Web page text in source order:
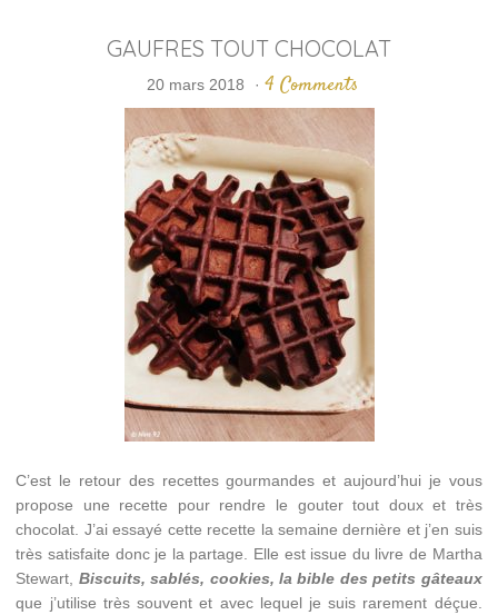
GAUFRES TOUT CHOCOLAT
20 mars 2018 · 4 Comments
C’est le retour des recettes gourmandes et aujourd’hui je vous
propose une recette pour rendre le gouter tout doux et très
chocolat. J’ai essayé cette recette la semaine dernière et j’en suis
très satisfaite donc je la partage. Elle est issue du livre de Martha
Stewart, Biscuits, sablés, cookies, la bible des petits gâteaux
que j’utilise très souvent et avec lequel je suis rarement déçue.